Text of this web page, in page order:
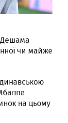
Дешама
чи майже
на цьому